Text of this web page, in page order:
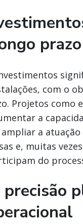
prazo
com o
Projetos como
a
a atuação
e, muitas
do